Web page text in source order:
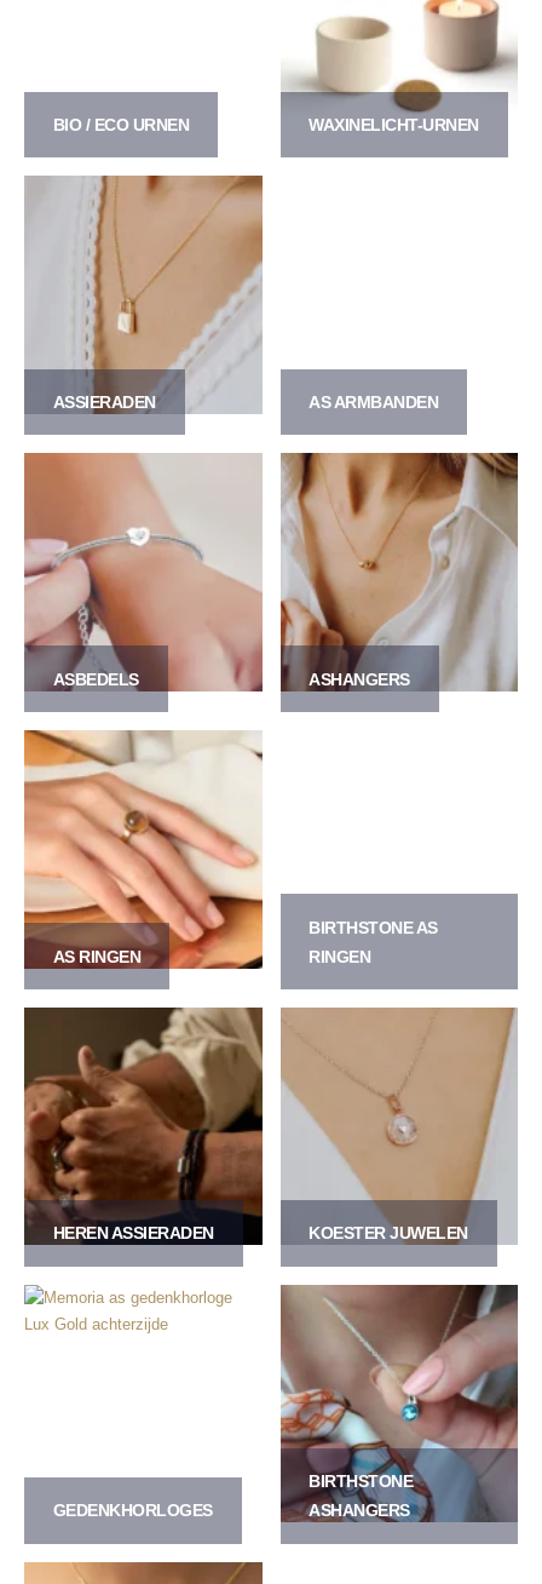
BIO / ECO URNEN WAXINELICHT-URNEN
ASSIERADEN AS ARMBANDEN
ASBEDELS ASHANGERS
AS RINGEN
BIRTHSTONE AS
RINGEN
HEREN ASSIERADEN KOESTER JUWELEN
GEDENKHORLOGES
BIRTHSTONE
ASHANGERS